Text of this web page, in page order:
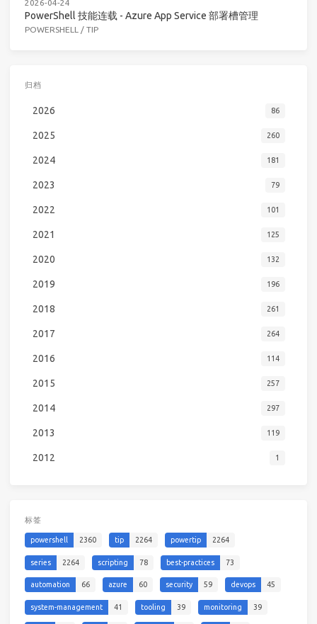
2026-04-24
PowerShell 技能连载 - Azure App Service 部署槽管理
POWERSHELL / TIP
归档
2026 86
2025 260
2024 181
2023 79
2022 101
2021 125
2020 132
2019 196
2018 261
2017 264
2016 114
2015 257
2014 297
2013 119
2012 1
标签
powershell 2360 tip 2264 powertip 2264
series 2264 scripting 78 best-practices 73
automation 66 azure 60 security 59 devops 45
system-management 41 tooling 39 monitoring 39